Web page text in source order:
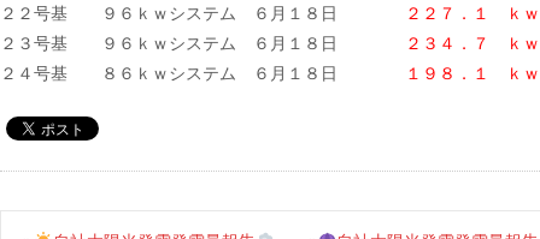
２２号基 ９６ｋｗシステム ６月１８日
２２７．１ ｋｗ
２３号基 ９６ｋｗシステム ６月１８日
２３４．７ ｋｗ
２４号基 ８６ｋｗシステム ６月１８日
１９８．１ ｋｗ